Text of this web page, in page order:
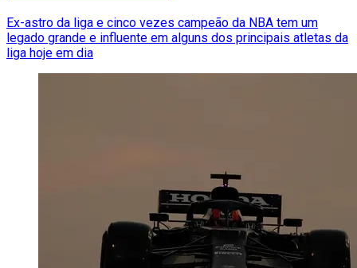
Ex-astro da liga e cinco vezes campeão da NBA tem um
legado grande e influente em alguns dos principais atletas da
liga hoje em dia